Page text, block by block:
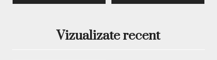
Vizualizate recent